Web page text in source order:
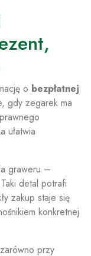
o bezpłatnej
gdy zegarek ma
ułatwia
graweru –
detal potrafi
zakup staje się
konkretnej
przy